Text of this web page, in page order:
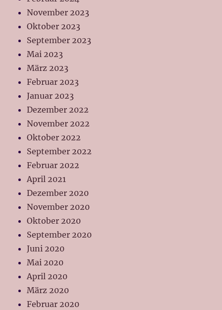
November 2023
Oktober 2023
September 2023
Mai 2023
März 2023
Februar 2023
Januar 2023
Dezember 2022
November 2022
Oktober 2022
September 2022
Februar 2022
April 2021
Dezember 2020
November 2020
Oktober 2020
September 2020
Juni 2020
Mai 2020
April 2020
März 2020
Februar 2020